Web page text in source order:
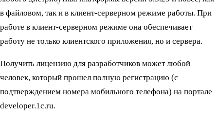
в файловом, так и в клиент-серверном режиме работы. При
работе в клиент-серверном режиме она обеспечивает
работу не только клиентского приложения, но и сервера.
Получить лицензию для разработчиков может любой
человек, который прошел полную регистрацию (с
подтверждением номера мобильного телефона) на портале
developer.1c.ru.